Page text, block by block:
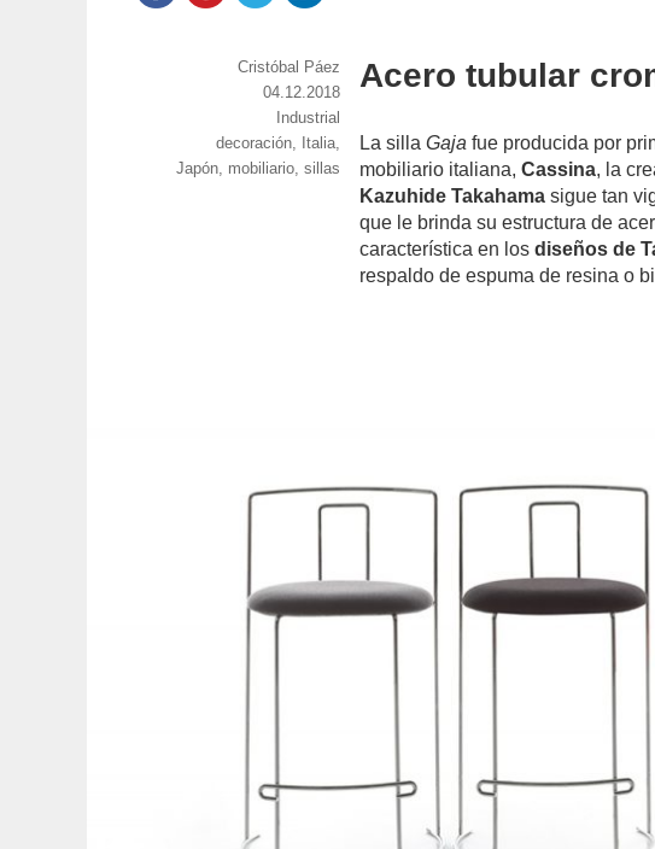
Acero tubular
La sillaGaja fue producida por
mobiliario italiana,Cassina, la
Kazuhide Takahama sigue tan
que le brinda su estructura de
característica en los diseños de
respaldo de espuma de resina o
https://www.experimenta.es/author/cristobal-
paez/
Cristóbal Páez
Publicado
04.12.2018
Categorías
Industrial
Etiquetas
decoración, Italia,
Japón, mobiliario,sillas